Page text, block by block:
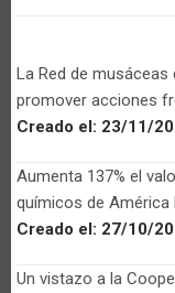
La Red de musáceas
promover acciones
Creado el: 23/11/
Aumenta 137% el
químicos de América
Creado el: 27/10/
Un vistazo a la